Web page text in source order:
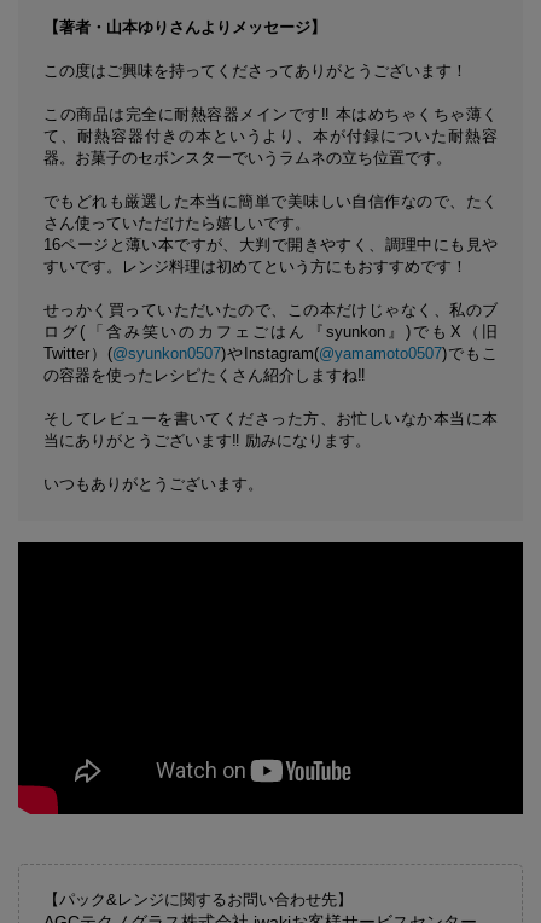
【著者・山本ゆりさんよりメッセージ】
この度はご興味を持ってくださってありがとうございます！
この商品は完全に耐熱容器メインです‼ 本はめちゃくちゃ薄く
て、耐熱容器付きの本というより、本が付録についた耐熱容
器。お菓子のセボンスターでいうラムネの立ち位置です。
でもどれも厳選した本当に簡単で美味しい自信作なので、たく
さん使っていただけたら嬉しいです。
16ページと薄い本ですが、大判で開きやすく、調理中にも見や
すいです。レンジ料理は初めてという方にもおすすめです！
せっかく買っていただいたので、この本だけじゃなく、私のブ
ログ(「含み笑いのカフェごはん『syunkon』)でもX（旧
Twitter）(@syunkon0507)やInstagram(@yamamoto0507)でもこ
の容器を使ったレシピたくさん紹介しますね‼
そしてレビューを書いてくださった方、お忙しいなか本当に本
当にありがとうございます‼ 励みになります。
いつもありがとうございます。
【パック&レンジに関するお問い合わせ先】